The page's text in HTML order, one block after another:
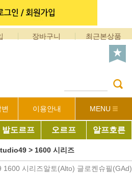
장바구니 최근본상품
이용안내 MENU
발도르프 오르프 알프호른
> 1600 시리즈
1600 시리즈알토(Alto) 글로켄슈필(GAd)